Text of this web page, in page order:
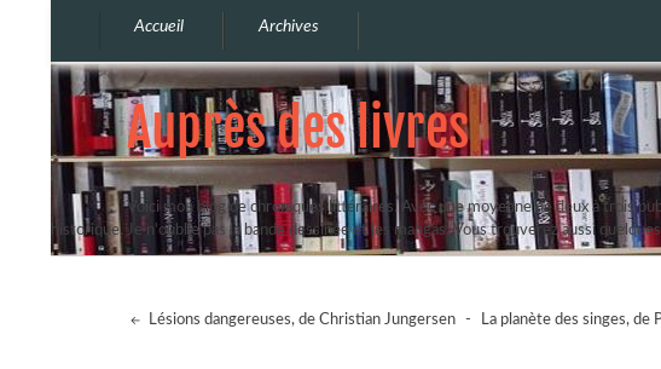
Accueil Archives
Auprès des livres
Voici mon blog de chroniques littéraires. Avec une moyenne de deux à trois
historique. Je n'oublie pas la bande dessinée et les mangas. Vous trouverez aussi
Lésions dangereuses, de Christian Jungersen - La planète des singes, de